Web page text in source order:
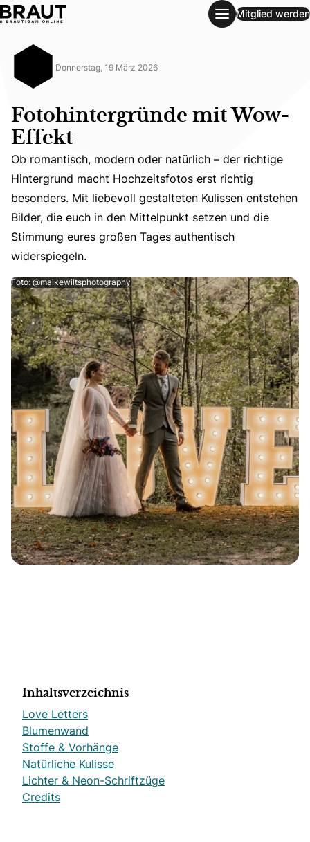
Mitglied werden
Donnerstag, 19 März 2026
Fotohintergründe mit Wow-
Effekt
Ob romantisch, modern oder natürlich – der richtige
Ob romantisch, modern oder natürlich – der richtige
Hintergrund macht Hochzeitsfotos erst richtig
besonders. Mit liebevoll gestalteten Kulissen entstehen
Bilder, die euch in den Mittelpunkt setzen und die
Stimmung eures großen Tages authentisch
widerspiegeln.
Foto: @maikewiltsphotography
Inhaltsverzeichnis
Love Letters
Blumenwand
Stoffe & Vorhänge
Natürliche Kulisse
Lichter & Neon-Schriftzüge
Credits